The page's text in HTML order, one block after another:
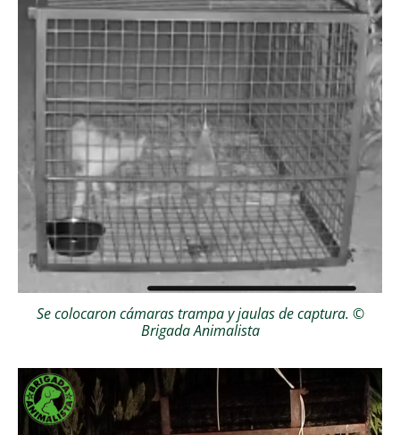
Se colocaron cámaras trampa y jaulas de captura. ©
Brigada Animalista